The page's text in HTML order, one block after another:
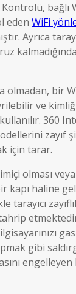
bağlı
eden WiFi
Ayrıca
olmadan, bir
ve
360
zayıf
için tarar.
olması
kapı haline
gibi
engelleyen